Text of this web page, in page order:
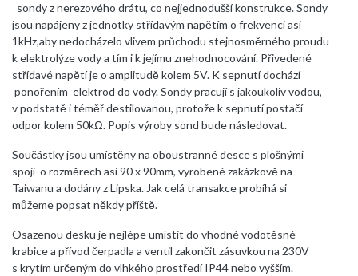
sondy z nerezového drátu, co nejjednodušší konstrukce. Sondy
jsou napájeny z jednotky střídavým napětím o frekvenci asi
1kHz,aby nedocházelo vlivem průchodu stejnosměrného proudu
k elektrolýze vody a tím i k jejímu znehodnocování. Přivedené
střídavé napětí je o amplitudě kolem 5V. K sepnutí dochází
ponořením elektrod do vody. Sondy pracují s jakoukoliv vodou,
v podstatě i téměř destilovanou, protože k sepnutí postačí
odpor kolem 50kΩ. Popis výroby sond bude následovat.
Součástky jsou umístěny na oboustranné desce s plošnými
spoji o rozměrech asi 90 x 90mm, vyrobené zakázkově na
Taiwanu a dodány z Lipska. Jak celá transakce probíhá si
můžeme popsat někdy příště.
Osazenou desku je nejlépe umístit do vhodné vodotěsné
krabice a přívod čerpadla a ventil zakončit zásuvkou na 230V
s krytím určeným do vlhkého prostředí IP44 nebo vyšším.